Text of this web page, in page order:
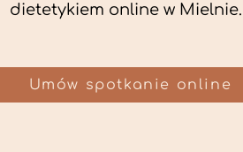
dietetykiem online w Mielnie.
Umów spotkanie online